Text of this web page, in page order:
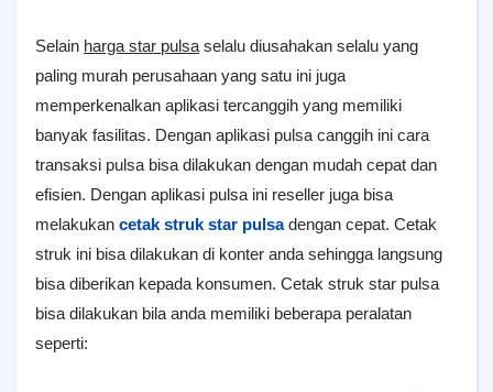
Selain harga star pulsa selalu diusahakan selalu yang
paling murah perusahaan yang satu ini juga
memperkenalkan aplikasi tercanggih yang memiliki
banyak fasilitas. Dengan aplikasi pulsa canggih ini cara
transaksi pulsa bisa dilakukan dengan mudah cepat dan
efisien. Dengan aplikasi pulsa ini reseller juga bisa
melakukan cetak struk star pulsadengan cepat. Cetak
struk ini bisa dilakukan di konter anda sehingga langsung
bisa diberikan kepada konsumen. Cetak struk star pulsa
bisa dilakukan bila anda memiliki beberapa peralatan
seperti: